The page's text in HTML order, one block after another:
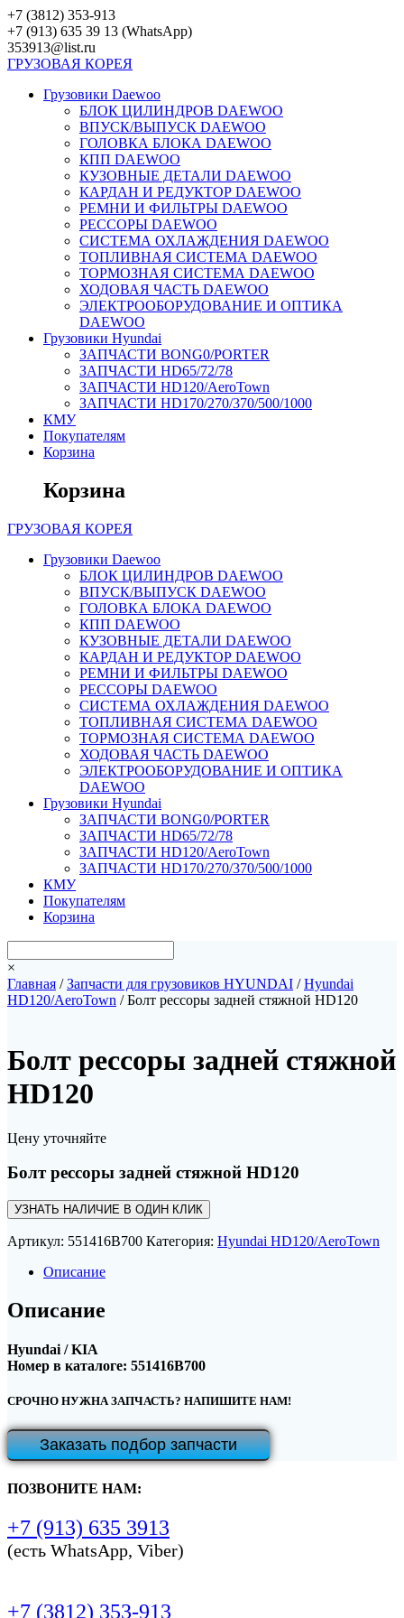
Перейти
к
контенту
+7 (3812) 353-913
+7 (913) 635 39 13 (WhatsApp)
353913@list.ru
ГРУЗОВАЯ КОРЕЯ
Грузовики Daewoo
БЛОК ЦИЛИНДРОВ DAEWOO
ВПУСК/ВЫПУСК DAEWOO
ГОЛОВКА БЛОКА DAEWOO
КПП DAEWOO
КУЗОВНЫЕ ДЕТАЛИ DAEWOO
КАРДАН И РЕДУКТОР DAEWOO
РЕМНИ И ФИЛЬТРЫ DAEWOO
РЕССОРЫ DAEWOO
СИСТЕМА ОХЛАЖДЕНИЯ DAEWOO
ТОПЛИВНАЯ СИСТЕМА DAEWOO
ТОРМОЗНАЯ СИСТЕМА DAEWOO
ХОДОВАЯ ЧАСТЬ DAEWOO
ЭЛЕКТРООБОРУДОВАНИЕ И ОПТИКА
DAEWOO
Грузовики Hyundai
ЗАПЧАСТИ BONG0/PORTER
ЗАПЧАСТИ HD65/72/78
ЗАПЧАСТИ HD120/AeroTown
ЗАПЧАСТИ HD170/270/370/500/1000
КМУ
Покупателям
Корзина
Корзина
ГРУЗОВАЯ КОРЕЯ
Грузовики Daewoo
БЛОК ЦИЛИНДРОВ DAEWOO
ВПУСК/ВЫПУСК DAEWOO
ГОЛОВКА БЛОКА DAEWOO
КПП DAEWOO
КУЗОВНЫЕ ДЕТАЛИ DAEWOO
КАРДАН И РЕДУКТОР DAEWOO
РЕМНИ И ФИЛЬТРЫ DAEWOO
РЕССОРЫ DAEWOO
СИСТЕМА ОХЛАЖДЕНИЯ DAEWOO
ТОПЛИВНАЯ СИСТЕМА DAEWOO
ТОРМОЗНАЯ СИСТЕМА DAEWOO
ХОДОВАЯ ЧАСТЬ DAEWOO
ЭЛЕКТРООБОРУДОВАНИЕ И ОПТИКА
DAEWOO
Грузовики Hyundai
ЗАПЧАСТИ BONG0/PORTER
ЗАПЧАСТИ HD65/72/78
ЗАПЧАСТИ HD120/AeroTown
ЗАПЧАСТИ HD170/270/370/500/1000
КМУ
Покупателям
Корзина
×
Главная /Запчасти для грузовиков HYUNDAI /Hyundai
HD120/AeroTown / Болт рессоры задней стяжной HD120
Болт рессоры задней стяжной
HD120
Цену уточняйте
Болт рессоры задней стяжной HD120
УЗНАТЬ НАЛИЧИЕ В ОДИН КЛИК
Артикул: 551416B700 Категория: Hyundai HD120/AeroTown
Описание
Описание
Hyundai / KIA
Номер в каталоге: 551416B700
СРОЧНО НУЖНА ЗАПЧАСТЬ? НАПИШИТЕ НАМ!
Заказать подбор запчасти
ПОЗВОНИТЕ НАМ:
+7 (913) 635 3913
(есть WhatsApp, Viber)
+7 (3812) 353-913